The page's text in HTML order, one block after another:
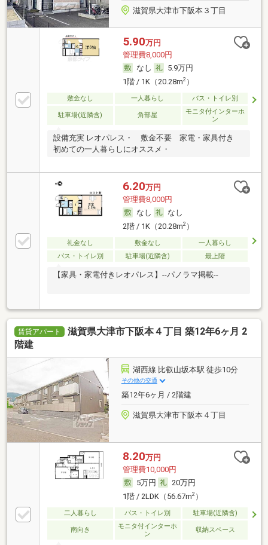
滋賀県大津市下阪本３丁目
5.90万円
管理費8,000円
なし
5.9万円
1階 / 1K（20.28m2）
敷金なし 一人暮らし バス・トイレ別
駐車場(近隣含) 角部屋
モニタ付インターホ
ン
設備充実 レオパレス・ 敷金不要 家電・家具付き
初めての一人暮らしにオススメ・
6.20万円
管理費8,000円
なし
なし
2階 / 1K（20.28m2）
礼金なし 敷金なし
一人暮らし
バス・トイレ別
駐車場(近隣含) 最上階
【家具・家電付きレオパレス】--パノラマ掲載--
賃貸アパート
滋賀県大津市下阪本４丁目 築12年6ヶ月 2
階建
湖西線 比叡山坂本駅 徒歩10分
その他の交通
築12年6ヶ月 / 2階建
滋賀県大津市下阪本４丁目
8.20万円
管理費10,000円
5万円
20万円
1階 / 2LDK（56.67m2）
二人暮らし バス・トイレ別 駐車場(近隣含)
南向き
モニタ付インターホ
ン
収納スペース